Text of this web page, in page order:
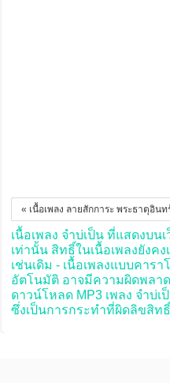
« เนื้อเพลง ลายสักการะ พระธาตุอินท
เนื้อเพลง จำบ่เป็น ที่แสดงบน
เท่านั้น สิทธิ์ในเนื้อเพลงยังค
เช่นเดิม - เนื้อเพลงแบบคาร
อัตโนมัติ อาจมีความผิดพลา
ดาวน์โหลด MP3 เพลง จำบ่
ซึ่งเป็นการกระทำที่ผิดลิขสิทธิ์